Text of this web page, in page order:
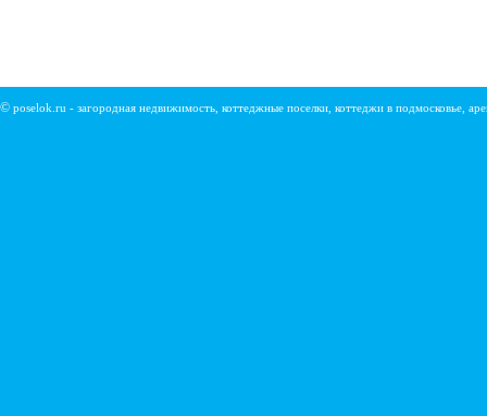
© poselok.ru - загородная недвижимость, коттеджные поселки, коттеджи в подмосковье,